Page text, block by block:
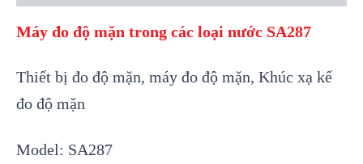
Máy đo độ mặn trong các loại nước SA287
Thiết bị đo độ mặn, máy đo độ mặn, Khúc xạ kế
đo độ mặn
Model: SA287